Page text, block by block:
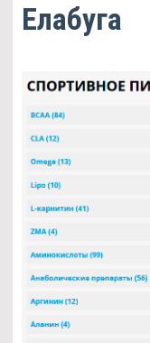
Елабуга